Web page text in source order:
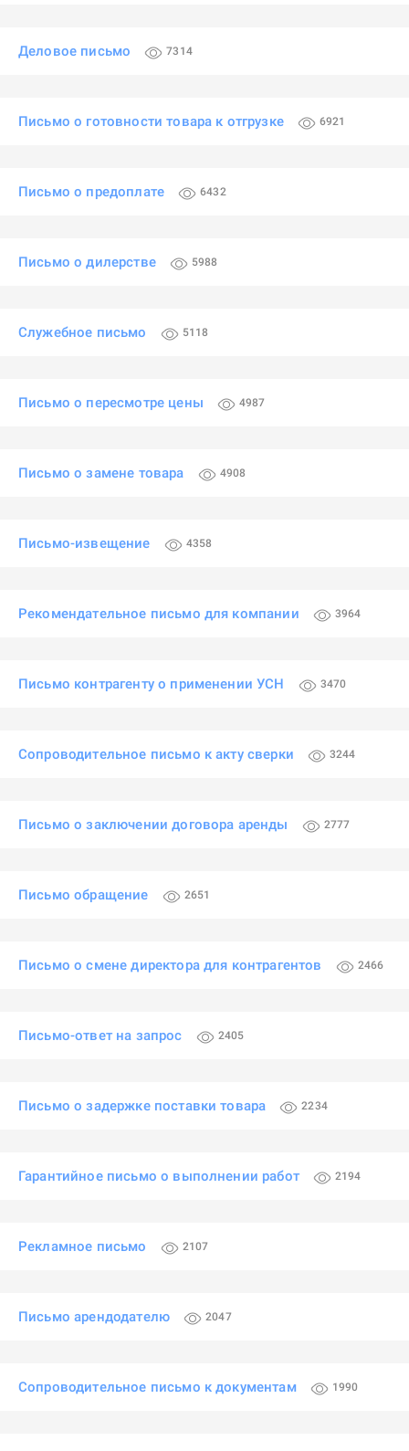
Деловое письмо 7314
Письмо о готовности товара к отгрузке 6921
Письмо о предоплате 6432
Письмо о дилерстве 5988
Служебное письмо 5118
Письмо о пересмотре цены 4987
Письмо о замене товара 4908
Письмо-извещение 4358
Рекомендательное письмо для компании 3964
Письмо контрагенту о применении УСН 3470
Сопроводительное письмо к акту сверки 3244
Письмо о заключении договора аренды 2777
Письмо обращение 2651
Письмо о смене директора для контрагентов 2466
Письмо-ответ на запрос 2405
Письмо о задержке поставки товара 2234
Гарантийное письмо о выполнении работ 2194
Рекламное письмо 2107
Письмо арендодателю 2047
Сопроводительное письмо к документам 1990